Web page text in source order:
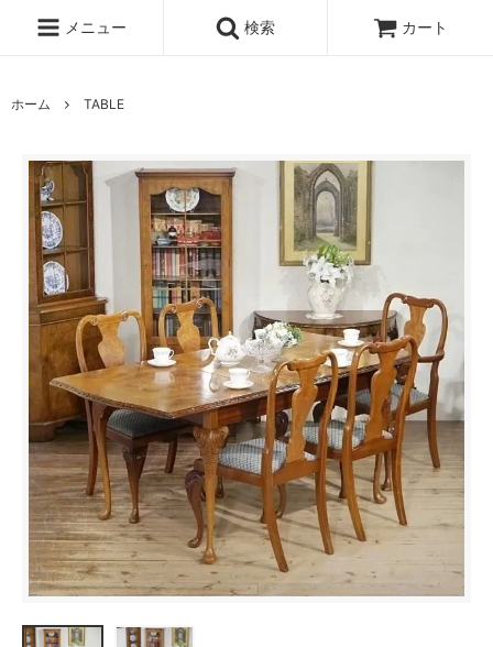
メニュー 検索 カート
ホーム TABLE